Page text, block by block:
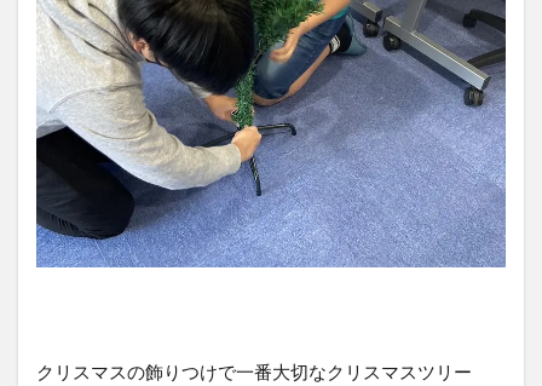
クリスマスの飾りつけで一番大切なクリスマスツリー